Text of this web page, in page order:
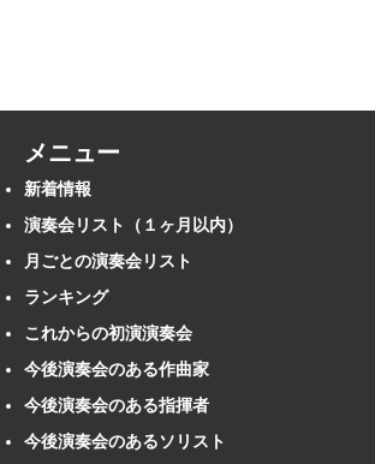
メニュー
新着情報
演奏会リスト（１ヶ月以内）
月ごとの演奏会リスト
ランキング
これからの初演演奏会
今後演奏会のある作曲家
今後演奏会のある指揮者
今後演奏会のあるソリスト